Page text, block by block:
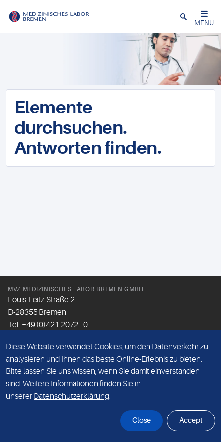
Schließen
MENU
Elemente
durchsuchen.
Antworten finden.
MVZ MEDIZINISCHES LABOR BREMEN GMBH
Louis-Leitz-Straße 2
D-28355 Bremen
Tel: +49 (0)421 2072 - 0
Email:info@mlhb.de
DATENSCHUTZ
IMPRESSUM
Diese Website verwendet Cookies, um den Datenverkehr zu
analysieren und Ihnen das beste Online-Erlebnis zu bieten.
Bitte lassen Sie uns wissen, wenn Sie damit einverstanden
sind. Weitere Informationen finden Sie in
unserer Datenschutzerklärung.
Close Accept